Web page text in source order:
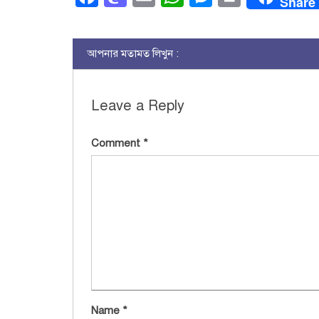
আপনার মতামত লিখুন :
Leave a Reply
Comment *
Name *